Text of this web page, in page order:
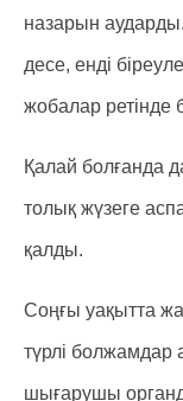
назарын
десе, енді
жобалар ретінде
Қалай болғанда
толық жүзеге
қалды.
Соңғы уақытта
түрлі
шығарушы